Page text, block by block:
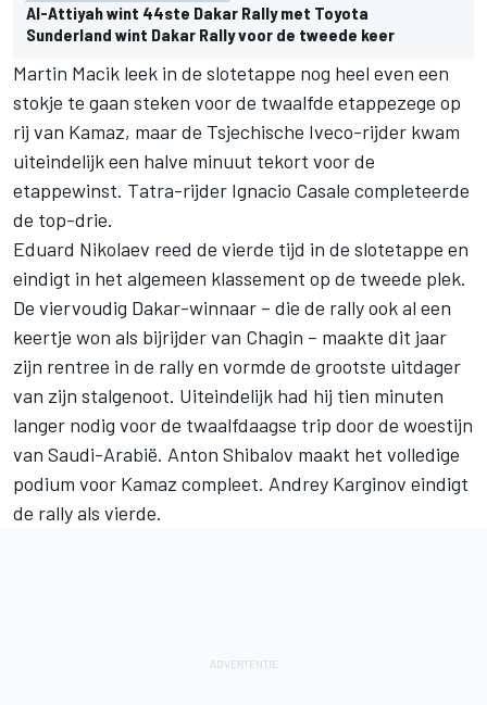
Al-Attiyah wint 44ste Dakar Rally met Toyota
Sunderland wint Dakar Rally voor de tweede keer
Martin Macik leek in de slotetappe nog heel even een
stokje te gaan steken voor de twaalfde etappezege op
rij van Kamaz, maar de Tsjechische Iveco-rijder kwam
uiteindelijk een halve minuut tekort voor de
etappewinst. Tatra-rijder Ignacio Casale completeerde
de top-drie.
Eduard Nikolaev reed de vierde tijd in de slotetappe en
eindigt in het algemeen klassement op de tweede plek.
De viervoudig Dakar-winnaar – die de rally ook al een
keertje won als bijrijder van Chagin – maakte dit jaar
zijn rentree in de rally en vormde de grootste uitdager
van zijn stalgenoot. Uiteindelijk had hij tien minuten
langer nodig voor de twaalfdaagse trip door de woestijn
van Saudi-Arabië. Anton Shibalov maakt het volledige
podium voor Kamaz compleet. Andrey Karginov eindigt
de rally als vierde.